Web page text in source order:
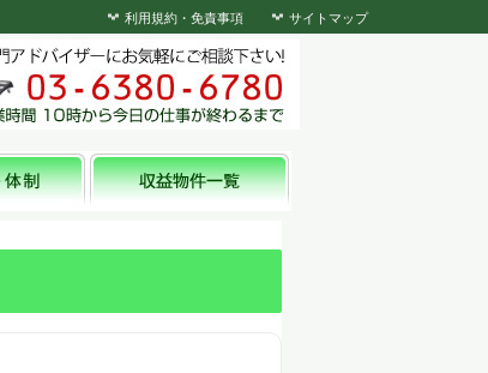
利用規約・免責事項 サイトマップ